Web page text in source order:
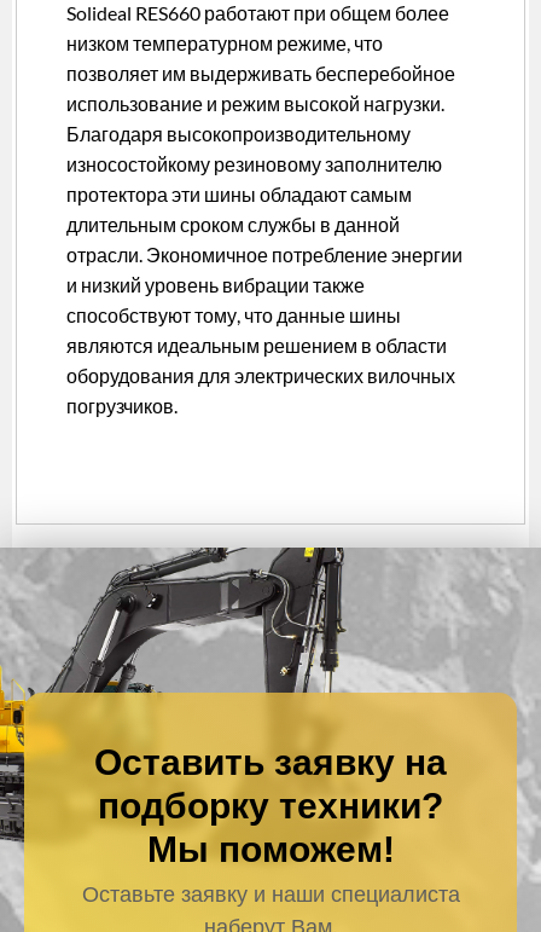
Solideal RES660 работают при общем более
низком температурном режиме, что
позволяет им выдерживать бесперебойное
использование и режим высокой нагрузки.
Благодаря высокопроизводительному
износостойкому резиновому заполнителю
протектора эти шины обладают самым
длительным сроком службы в данной
отрасли. Экономичное потребление энергии
и низкий уровень вибрации также
способствуют тому, что данные шины
являются идеальным решением в области
оборудования для электрических вилочных
погрузчиков.
Оставить заявку на
подборку техники?
Мы поможем!
Оставьте заявку и наши специалиста